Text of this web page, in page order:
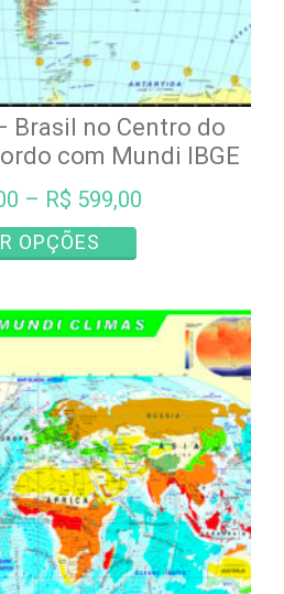
Brasil no Centro do
com Mundi IBGE
– R$ 599,00
OPÇÕES
produto
várias
variantes.
As
opções
podem
ser
escolhidas
na
página
do
produto